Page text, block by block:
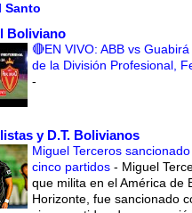
Santo
Boliviano
🔴EN VIVO: ABB vs
de la División Profesional,
-
y D.T. Bolivianos
Miguel Terceros
cinco partidos - Miguel
que milita en el América de
Horizonte, fue sancionado